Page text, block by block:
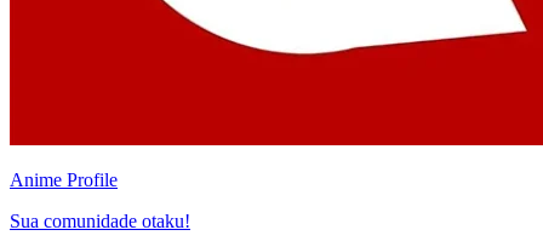
Anime Profile
Sua comunidade otaku!